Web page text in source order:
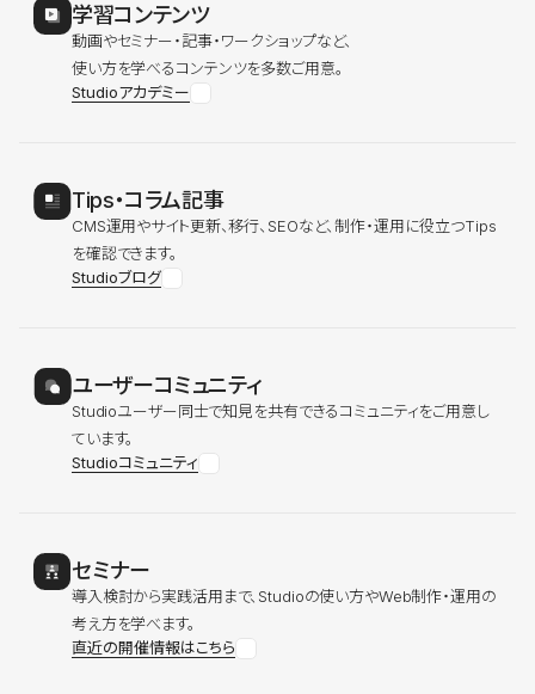
学習コンテンツ
動画やセミナー・記事・ワークショップなど、
使い方を学べるコンテンツを多数ご用意。
Studioアカデミー
Tips・コラム記事
CMS運用やサイト更新、移行、SEOなど、制作・運用に役立つTips
を確認できます。
Studioブログ
ユーザーコミュニティ
Studioユーザー同士で知見を共有できるコミュニティをご用意し
ています。
Studioコミュニティ
セミナー
導入検討から実践活用まで、Studioの使い方やWeb制作・運用の
考え方を学べます。
直近の開催情報はこちら